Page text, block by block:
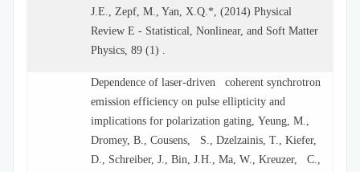
J.E., Zepf, M., Yan, X.Q.*, (2014) Physical
Review E - Statistical, Nonlinear, and Soft Matter
Physics, 89 (1) .
Dependence of laser-driven coherent synchrotron
emission efficiency on pulse ellipticity and
implications for polarization gating, Yeung, M.,
Dromey, B., Cousens, S., Dzelzainis, T., Kiefer,
D., Schreiber, J., Bin, J.H., Ma, W., Kreuzer, C.,